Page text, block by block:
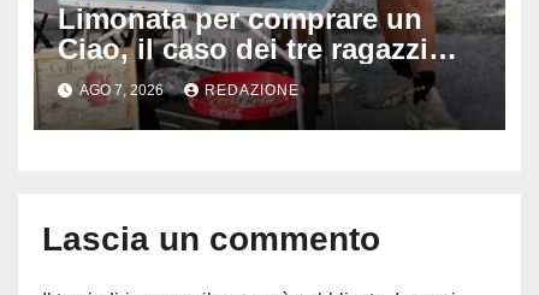
Limonata per comprare un
Ciao, il caso dei tre ragazzi
divide l’Italia: Fedriga li invita
in Regione, Vannacci li
difende
AGO 7, 2026 REDAZIONE
Lascia un commento